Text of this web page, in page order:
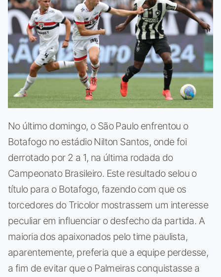
No último domingo, o São Paulo enfrentou o
Botafogo no estádio Nilton Santos, onde foi
derrotado por 2 a 1, na última rodada do
Campeonato Brasileiro. Este resultado selou o
título para o Botafogo, fazendo com que os
torcedores do Tricolor mostrassem um interesse
peculiar em influenciar o desfecho da partida. A
maioria dos apaixonados pelo time paulista,
aparentemente, preferia que a equipe perdesse,
a fim de evitar que o Palmeiras conquistasse a